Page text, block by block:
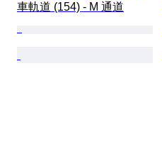
車軌道 (154) - M 通道